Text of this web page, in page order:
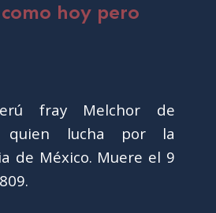
hoy pero
fray Melchor de
quien lucha por la
de México. Muere el 9